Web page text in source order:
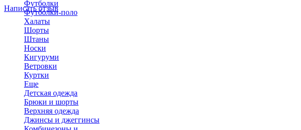
Футболки
Футболки-поло
Халаты
Шорты
Штаны
Носки
Кигуруми
Ветровки
Куртки
Еще
Детская одежда
Брюки и шорты
Верхняя одежда
Джинсы и джеггинсы
Написать отзыв